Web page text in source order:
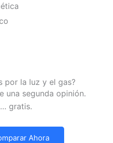
por la luz y el gas?
una segunda opinión.
gratis.
Ahora